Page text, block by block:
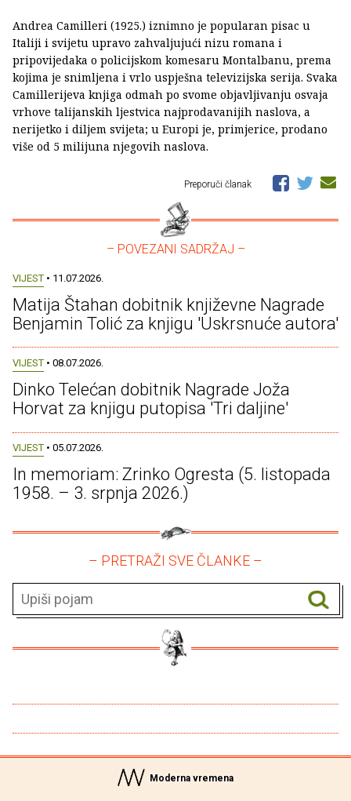
Andrea Camilleri (1925.) iznimno je popularan pisac u
Italiji i svijetu upravo zahvaljujući nizu romana i
pripovijedaka o policijskom komesaru Montalbanu, prema
kojima je snimljena i vrlo uspješna televizijska serija. Svaka
Camillerijeva knjiga odmah po svome objavljivanju osvaja
vrhove talijanskih ljestvica najprodavanijih naslova, a
nerijetko i diljem svijeta; u Europi je, primjerice, prodano
više od 5 milijuna njegovih naslova.
Preporuči članak
– POVEZANI SADRŽAJ –
VIJEST • 11.07.2026.
Matija Štahan dobitnik književne Nagrade
Benjamin Tolić za knjigu 'Uskrsnuće autora'
VIJEST • 08.07.2026.
Dinko Telećan dobitnik Nagrade Joža
Horvat za knjigu putopisa 'Tri daljine'
VIJEST • 05.07.2026.
In memoriam: Zrinko Ogresta (5. listopada
1958. – 3. srpnja 2026.)
– PRETRAŽI SVE ČLANKE –
Moderna vremena